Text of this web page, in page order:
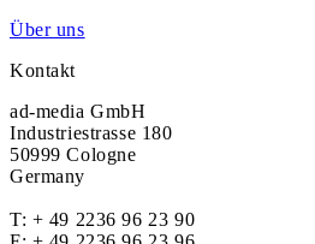
Über uns
Kontakt
ad-media GmbH
Industriestrasse 180
50999 Cologne
Germany
T: + 49 2236 96 23 90